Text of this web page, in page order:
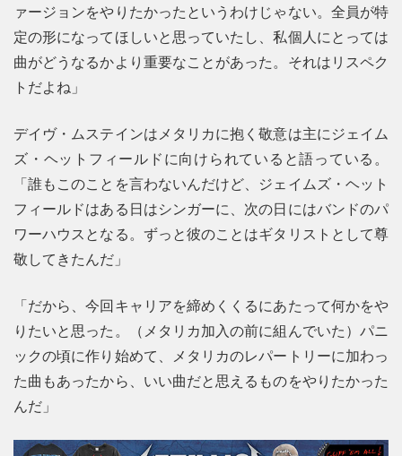
ァージョンをやりたかったというわけじゃない。全員が特
定の形になってほしいと思っていたし、私個人にとっては
曲がどうなるかより重要なことがあった。それはリスペク
トだよね」
デイヴ・ムステインはメタリカに抱く敬意は主にジェイム
ズ・ヘットフィールドに向けられていると語っている。
「誰もこのことを言わないんだけど、ジェイムズ・ヘット
フィールドはある日はシンガーに、次の日にはバンドのパ
ワーハウスとなる。ずっと彼のことはギタリストとして尊
敬してきたんだ」
「だから、今回キャリアを締めくくるにあたって何かをや
りたいと思った。（メタリカ加入の前に組んでいた）パニ
ックの頃に作り始めて、メタリカのレパートリーに加わっ
た曲もあったから、いい曲だと思えるものをやりたかった
んだ」